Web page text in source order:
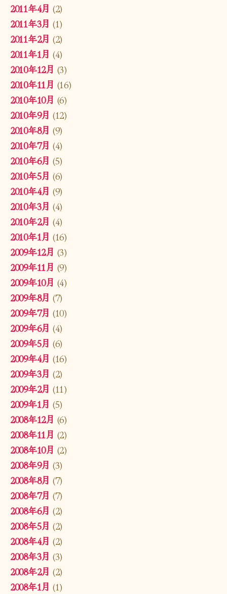
2011年4月 (2)
2011年3月 (1)
2011年2月 (2)
2011年1月 (4)
2010年12月 (3)
2010年11月 (16)
2010年10月 (6)
2010年9月 (12)
2010年8月 (9)
2010年7月 (4)
2010年6月 (5)
2010年5月 (6)
2010年4月 (9)
2010年3月 (4)
2010年2月 (4)
2010年1月 (16)
2009年12月 (3)
2009年11月 (9)
2009年10月 (4)
2009年8月 (7)
2009年7月 (10)
2009年6月 (4)
2009年5月 (6)
2009年4月 (16)
2009年3月 (2)
2009年2月 (11)
2009年1月 (5)
2008年12月 (6)
2008年11月 (2)
2008年10月 (2)
2008年9月 (3)
2008年8月 (7)
2008年7月 (7)
2008年6月 (2)
2008年5月 (2)
2008年4月 (2)
2008年3月 (3)
2008年2月 (2)
2008年1月 (1)